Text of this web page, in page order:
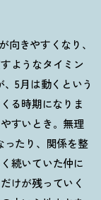
向きやすくなり、
ようなタイミン
5月は動くという
る時期になりま
すいとき。無理
ったり、関係を整
続いていた仲に
けが残っていく